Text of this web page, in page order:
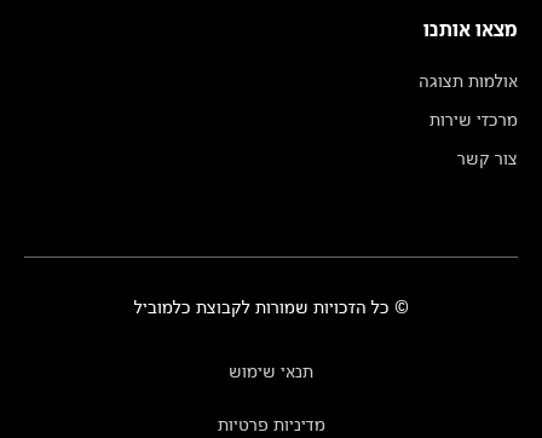
מצאו אותנו
אולמות תצוגה
מרכזי שירות
צור קשר
© כל הזכויות שמורות לקבוצת כלמוביל
תנאי שימוש
מדיניות פרטיות